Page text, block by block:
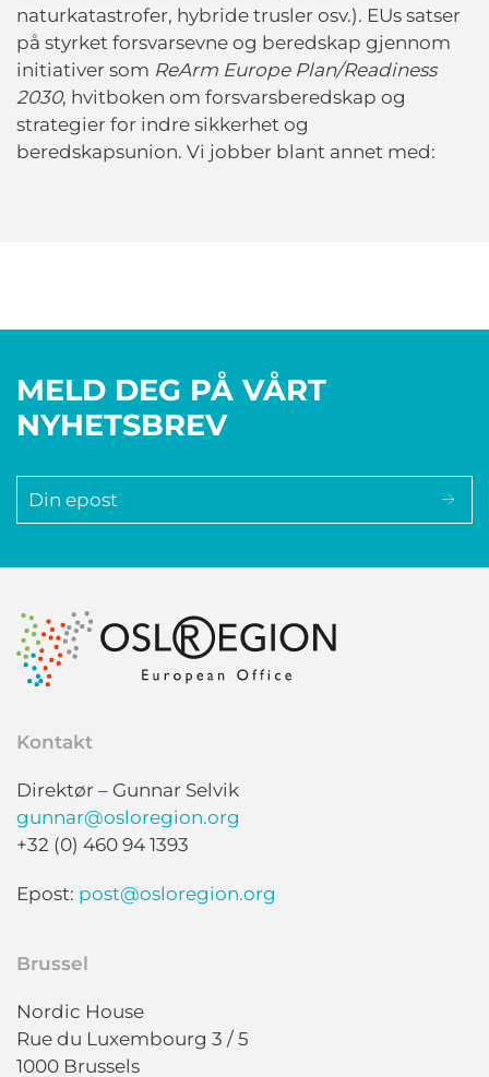
naturkatastrofer, hybride trusler osv.). EUs satser
på styrket forsvarsevne og beredskap gjennom
initiativer som ReArm Europe Plan/Readiness
2030, hvitboken om forsvarsberedskap og
strategier for indre sikkerhet og
beredskapsunion. Vi jobber blant annet med:
MELD DEG PÅ VÅRT
NYHETSBREV
Kontakt
Direktør – Gunnar Selvik
gunnar@osloregion.org
+32 (0) 460 94 1393
Epost: post@osloregion.org
Brussel
Nordic House
Rue du Luxembourg 3 / 5
1000 Brussels